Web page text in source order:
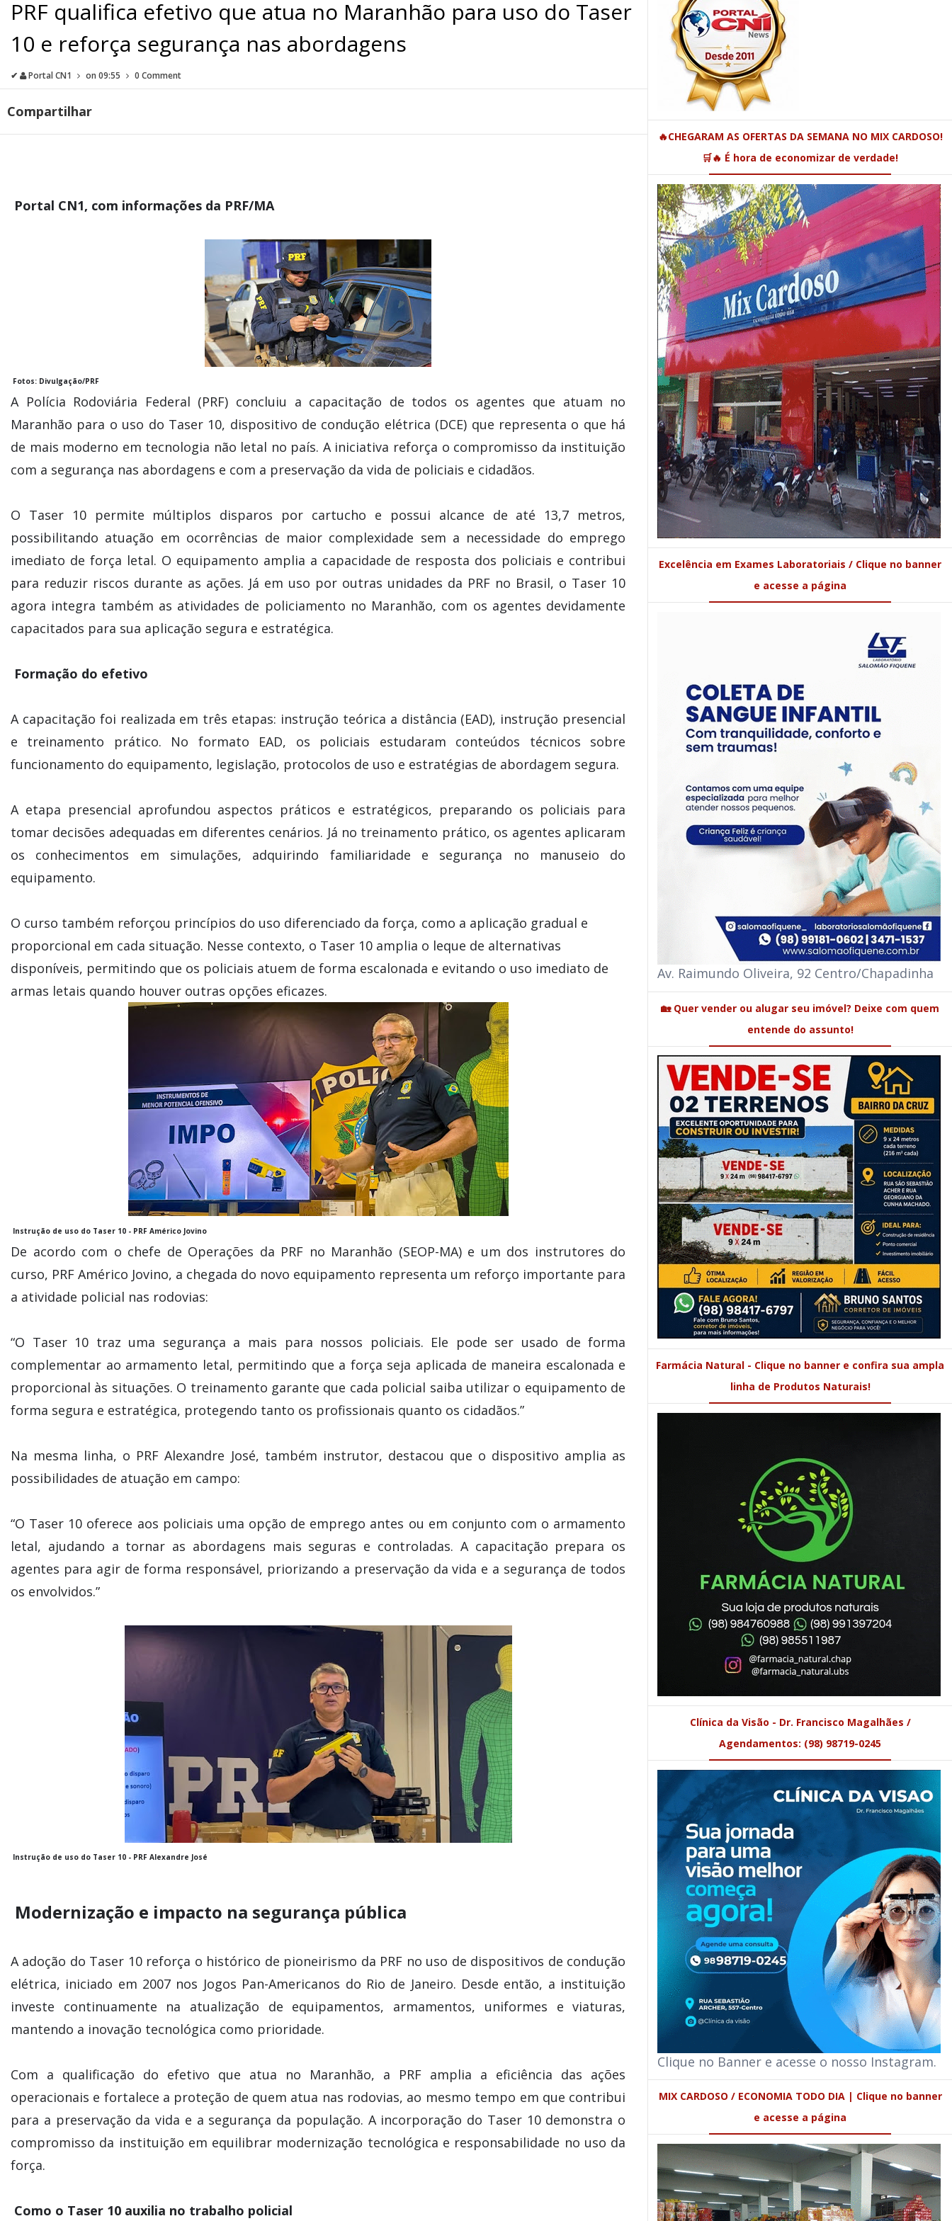
PRF qualifica efetivo que atua no Maranhão para uso do Taser
10 e reforça segurança nas abordagens
✔ Portal CN1 on 09:55 0 Comment
Compartilhar
Portal CN1, com informações da PRF/MA
Fotos: Divulgação/PRF
A Polícia Rodoviária Federal (PRF) concluiu a capacitação de todos os agentes que atuam no
Maranhão para o uso do Taser 10, dispositivo de condução elétrica (DCE) que representa o que há
de mais moderno em tecnologia não letal no país. A iniciativa reforça o compromisso da instituição
com a segurança nas abordagens e com a preservação da vida de policiais e cidadãos.
O Taser 10 permite múltiplos disparos por cartucho e possui alcance de até 13,7 metros,
possibilitando atuação em ocorrências de maior complexidade sem a necessidade do emprego
imediato de força letal. O equipamento amplia a capacidade de resposta dos policiais e contribui
para reduzir riscos durante as ações. Já em uso por outras unidades da PRF no Brasil, o Taser 10
agora integra também as atividades de policiamento no Maranhão, com os agentes devidamente
capacitados para sua aplicação segura e estratégica.
Formação do efetivo
A capacitação foi realizada em três etapas: instrução teórica a distância (EAD), instrução presencial
e treinamento prático. No formato EAD, os policiais estudaram conteúdos técnicos sobre
funcionamento do equipamento, legislação, protocolos de uso e estratégias de abordagem segura.
A etapa presencial aprofundou aspectos práticos e estratégicos, preparando os policiais para
tomar decisões adequadas em diferentes cenários. Já no treinamento prático, os agentes aplicaram
os conhecimentos em simulações, adquirindo familiaridade e segurança no manuseio do
equipamento.
O curso também reforçou princípios do uso diferenciado da força, como a aplicação gradual e
proporcional em cada situação. Nesse contexto, o Taser 10 amplia o leque de alternativas
disponíveis, permitindo que os policiais atuem de forma escalonada e evitando o uso imediato de
armas letais quando houver outras opções eficazes.
Instrução de uso do Taser 10 - PRF Américo Jovino
De acordo com o chefe de Operações da PRF no Maranhão (SEOP-MA) e um dos instrutores do
curso, PRF Américo Jovino, a chegada do novo equipamento representa um reforço importante para
a atividade policial nas rodovias:
“O Taser 10 traz uma segurança a mais para nossos policiais. Ele pode ser usado de forma
complementar ao armamento letal, permitindo que a força seja aplicada de maneira escalonada e
proporcional às situações. O treinamento garante que cada policial saiba utilizar o equipamento de
forma segura e estratégica, protegendo tanto os profissionais quanto os cidadãos.”
Na mesma linha, o PRF Alexandre José, também instrutor, destacou que o dispositivo amplia as
possibilidades de atuação em campo:
“O Taser 10 oferece aos policiais uma opção de emprego antes ou em conjunto com o armamento
letal, ajudando a tornar as abordagens mais seguras e controladas. A capacitação prepara os
agentes para agir de forma responsável, priorizando a preservação da vida e a segurança de todos
os envolvidos.”
Instrução de uso do Taser 10 - PRF Alexandre José
Modernização e impacto na segurança pública
A adoção do Taser 10 reforça o histórico de pioneirismo da PRF no uso de dispositivos de condução
elétrica, iniciado em 2007 nos Jogos Pan-Americanos do Rio de Janeiro. Desde então, a instituição
investe continuamente na atualização de equipamentos, armamentos, uniformes e viaturas,
mantendo a inovação tecnológica como prioridade.
Com a qualificação do efetivo que atua no Maranhão, a PRF amplia a eficiência das ações
operacionais e fortalece a proteção de quem atua nas rodovias, ao mesmo tempo em que contribui
para a preservação da vida e a segurança da população. A incorporação do Taser 10 demonstra o
compromisso da instituição em equilibrar modernização tecnológica e responsabilidade no uso da
força.
Como o Taser 10 auxilia no trabalho policial
🔥CHEGARAM AS OFERTAS DA SEMANA NO MIX CARDOSO!
🛒🔥 É hora de economizar de verdade!
Excelência em Exames Laboratoriais / Clique no banner
e acesse a página
Av. Raimundo Oliveira, 92 Centro/Chapadinha
🏡 Quer vender ou alugar seu imóvel? Deixe com quem
entende do assunto!
Farmácia Natural - Clique no banner e confira sua ampla
linha de Produtos Naturais!
Clínica da Visão - Dr. Francisco Magalhães /
Agendamentos: (98) 98719-0245
Clique no Banner e acesse o nosso Instagram.
MIX CARDOSO / ECONOMIA TODO DIA | Clique no banner
e acesse a página